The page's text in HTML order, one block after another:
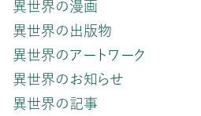
異世界の漫画
異世界の出版物
異世界のアートワーク
異世界のお知らせ
異世界の記事